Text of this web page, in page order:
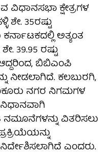
ಕ್ಷೇತ್ರಗಳ
ಶೇ. 35ರಷ್ಟು
ಅತ್ಯಂತ
39.95 ರಷ್ಟು
ಬಿಬಿಎಂಪಿ
ನೀಡಲಾಗಿದೆ. ಕಲಬುರಗಿ,
ನಗರ ನಿಗಮಗಳ
ನಿಧಾನವಾಗಿ
ವಿತರಿಸಲು
ಎಂದರು.